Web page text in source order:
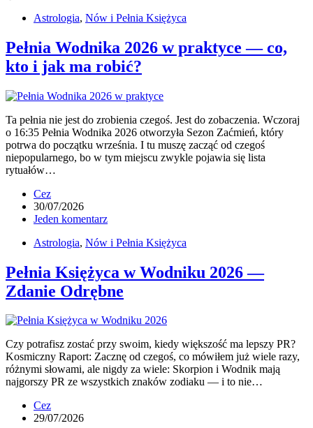
Astrologia, Nów i Pełnia Księżyca
Pełnia Wodnika 2026 w praktyce — co,
kto i jak ma robić?
Ta pełnia nie jest do zrobienia czegoś. Jest do zobaczenia. Wczoraj
o 16:35 Pełnia Wodnika 2026 otworzyła Sezon Zaćmień, który
potrwa do początku września. I tu muszę zacząć od czegoś
niepopularnego, bo w tym miejscu zwykle pojawia się lista
rytuałów…
Cez
30/07/2026
Jeden komentarz
Astrologia, Nów i Pełnia Księżyca
Pełnia Księżyca w Wodniku 2026 —
Zdanie Odrębne
Czy potrafisz zostać przy swoim, kiedy większość ma lepszy PR?
Kosmiczny Raport: Zacznę od czegoś, co mówiłem już wiele razy,
różnymi słowami, ale nigdy za wiele: Skorpion i Wodnik mają
najgorszy PR ze wszystkich znaków zodiaku — i to nie…
Cez
29/07/2026